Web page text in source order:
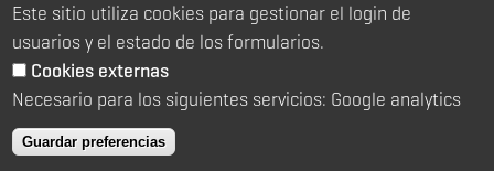
Política de reembolso
Sitemap
C/ Almagro 2 1º Izqda 28010 Madrid
91 391 10 66
coit@coit.es
Este sitio utiliza cookies para gestionar el login de
usuarios y el estado de los formularios.
Cookies externas
Necesario para los siguientes servicios: Google analytics
Guardar preferencias